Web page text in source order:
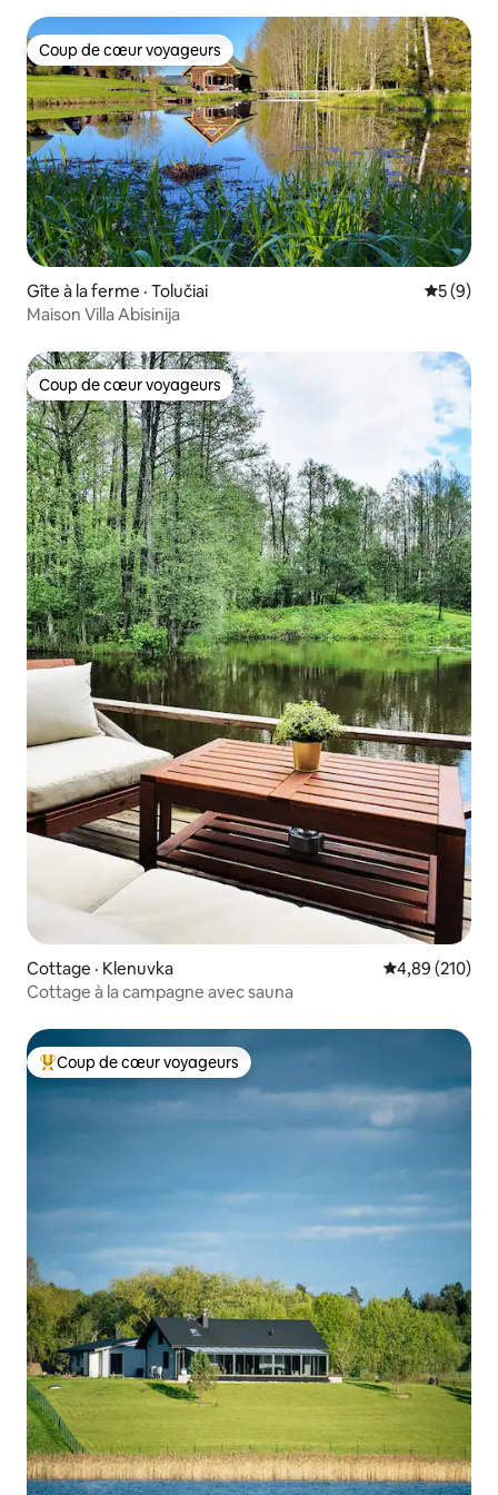
Coup de cœur voyageurs
Coup de cœur voyageurs
Gîte à la ferme · Tolučiai Note
5 (9)
Maison Villa Abisinija
Coup de cœur voyageurs
Coup de cœur voyageurs
Cottage · Klenuvka Note
4,89 (210)
Cottage à la campagne avec sauna
Coup de cœur voyageurs parmi les plus aimés
Coup de cœur voyageurs